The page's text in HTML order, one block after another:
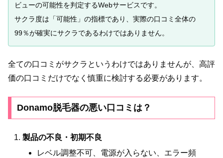
ビューの可能性を判定するWebサービスです。
サクラ度は「可能性」の指標であり、実際の口コミ全体の
99％が確実にサクラであるわけではありません。
全ての口コミがサクラというわけではありませんが、高評
価の口コミだけでなく慎重に検討する必要があります。
Donamo脱毛器の悪い口コミは？
製品の不良・初期不良
レベル調整不可、電源が入らない、エラー頻